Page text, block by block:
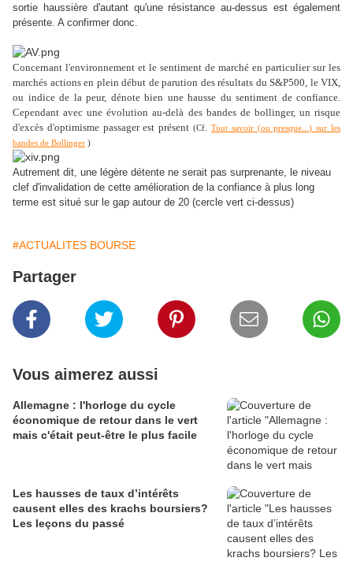
sortie haussière d'autant qu'une résistance au-dessus est également
présente. A confirmer donc.
Concernant l'environnement et le sentiment de marché en particulier sur les
marchés actions en plein début de parution des résultats du S&P500, le VIX,
ou indice de la peur, dénote bien une hausse du sentiment de confiance.
Cependant avec une évolution au-delà des bandes de bollinger, un risque
d'excès d'optimisme passager est présent(Cf. Tout savoir (ou presque...) sur les
bandes de Bollinger )
Autrement dit, une légère détente ne serait pas surprenante, le niveau
clef d'invalidation de cette amélioration de la confiance à plus long
terme est situé sur le gap autour de 20 (cercle vert ci-dessus)
#ACTUALITES BOURSE
Partager
Vous aimerez aussi
Allemagne : l'horloge du cycle
économique de retour dans le vert
mais c'était peut-être le plus facile
Les hausses de taux d’intérêts
causent elles des krachs boursiers?
Les leçons du passé